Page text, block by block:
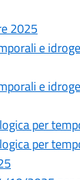
2025
e
e
per
per